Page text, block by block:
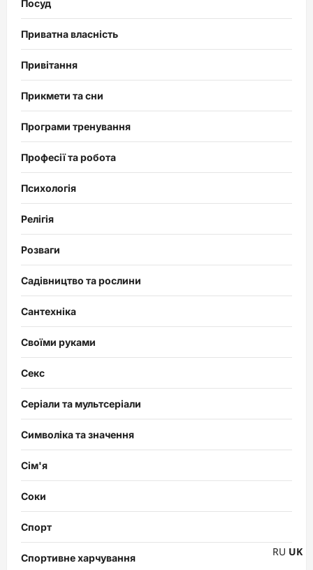
Посуд
Приватна власність
Привітання
Прикмети та сни
Програми тренування
Професії та робота
Психологія
Релігія
Розваги
Садівництво та рослини
Сантехніка
Своїми руками
Секс
Серіали та мультсеріали
Символіка та значення
Сім'я
Соки
Спорт
Спортивне харчування RU UK